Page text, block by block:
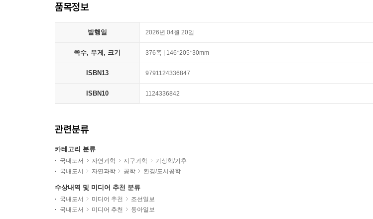
품목정보
발행일 2026년 04월 20일
쪽수, 무게, 크기 376쪽 | 146*205*30mm
ISBN13 9791124336847
ISBN10 1124336842
관련분류
카테고리 분류
국내도서 자연과학 지구과학
기상학/기후
국내도서
자연과학 공학 환경/도시공학
수상내역 및 미디어 추천 분류
국내도서 미디어 추천
조선일보
국내도서
미디어 추천 동아일보